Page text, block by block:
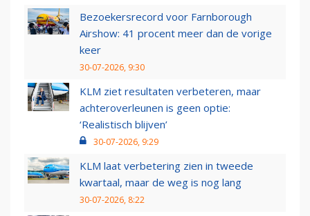
Bezoekersrecord voor Farnborough
Airshow: 41 procent meer dan de vorige
keer
30-07-2026, 9:30
KLM ziet resultaten verbeteren, maar
achteroverleunen is geen optie:
‘Realistisch blijven’
30-07-2026, 9:29
KLM laat verbetering zien in tweede
kwartaal, maar de weg is nog lang
30-07-2026, 8:22